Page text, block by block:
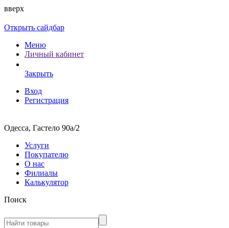
вверх
Открыть сайдбар
Меню
Личный кабинет
Закрыть
Вход
Регистрация
Одесса, Гастело 90а/2
Услуги
Покупателю
О нас
Филиалы
Калькулятор
Поиск